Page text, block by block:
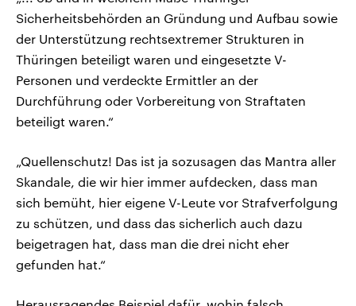
Sicherheitsbehörden an Gründung und Aufbau sowie
der Unterstützung rechtsextremer Strukturen in
Thüringen beteiligt waren und eingesetzte V-
Personen und verdeckte Ermittler an der
Durchführung oder Vorbereitung von Straftaten
beteiligt waren.“
„Quellenschutz! Das ist ja sozusagen das Mantra aller
Skandale, die wir hier immer aufdecken, dass man
sich bemüht, hier eigene V-Leute vor Strafverfolgung
zu schützen, und dass das sicherlich auch dazu
beigetragen hat, dass man die drei nicht eher
gefunden hat.“